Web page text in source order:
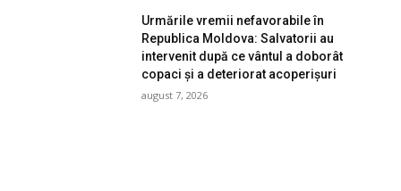
Urmările vremii nefavorabile în
Republica Moldova: Salvatorii au
intervenit după ce vântul a doborât
copaci și a deteriorat acoperișuri
august 7, 2026